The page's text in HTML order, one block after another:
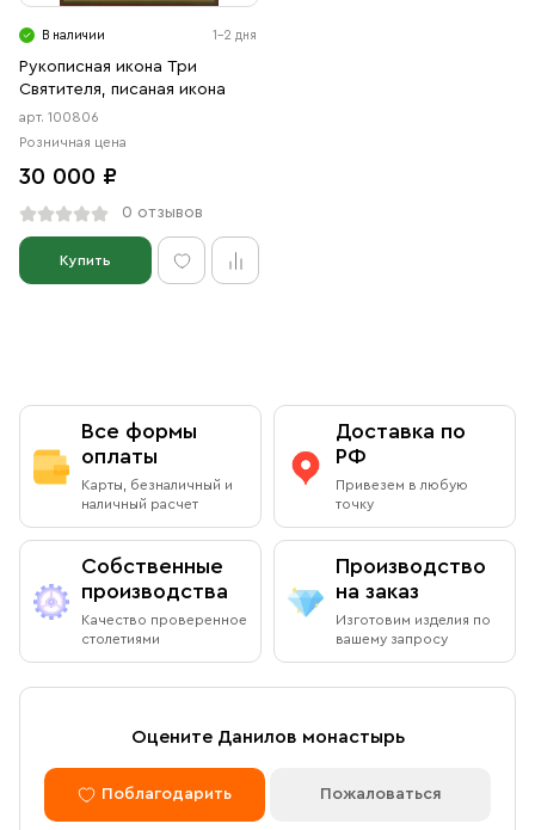
Свечи
Ювелирные изделия
В наличии 1-2 дня
Рукописная икона Три
Святителя, писаная икона
арт. 100806
Розничная цена
30 000 ₽
0 отзывов
Купить
Все формы
оплаты
Карты, безналичный и
наличный расчет
Доставка по
РФ
Привезем в любую
точку
Собственные
производства
Качество проверенное
столетиями
Производство
на заказ
Изготовим изделия по
вашему запросу
Оцените Данилов монастырь
Поблагодарить Пожаловаться